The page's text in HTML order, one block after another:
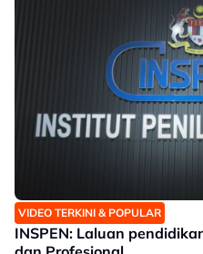
VIDEO TERKINI & POPULAR
INSPEN: Laluan